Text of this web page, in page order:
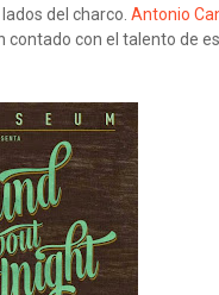
del charco. Antonio
con el talento de